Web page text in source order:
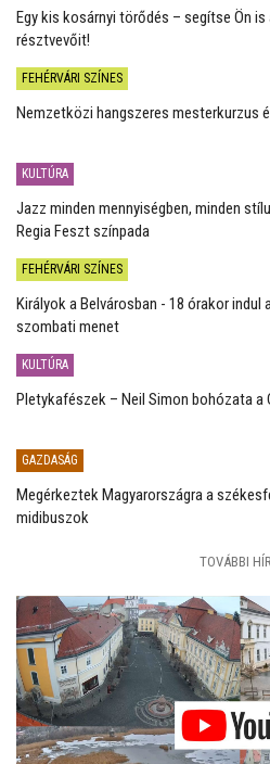
Egy kis kosárnyi törődés – segítse Ön
résztvevőit!
FEHÉRVÁRI SZÍNES
Nemzetközi hangszeres mesterkurzus
KULTÚRA
Jazz minden mennyiségben, minden
Regia Feszt színpada
FEHÉRVÁRI SZÍNES
Királyok a Belvárosban - 18 órakor
szombati menet
KULTÚRA
Pletykafészek – Neil Simon bohózata a
GAZDASÁG
Megérkeztek Magyarországra a
midibuszok
TOVÁBBI